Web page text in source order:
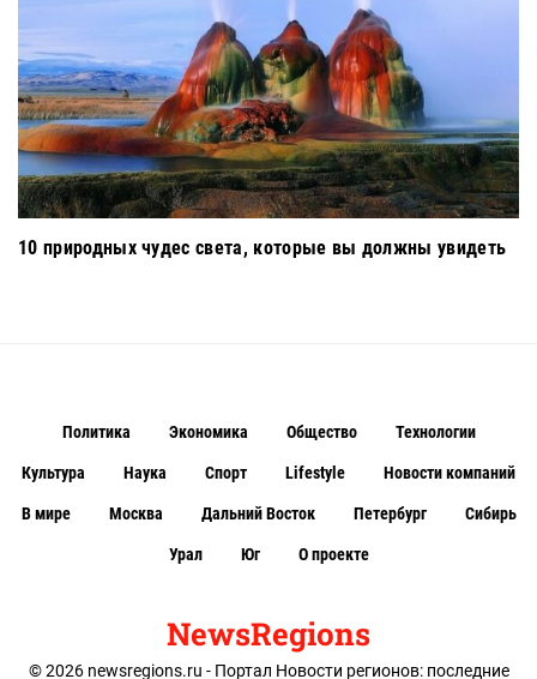
10 природных чудес света, которые вы должны увидеть
NewsRegions
© 2026 newsregions.ru - Портал Новости регионов: последние
Политика Экономика Общество Технологии
Культура Наука Спорт Lifestyle Новости компаний
В мире Москва Дальний Восток Петербург Сибирь
Урал Юг О проекте